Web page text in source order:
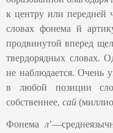
к центру или передней
словах фонема й
продвинутой вперед
твердорядных словах.
не наблюдается. Очень
в любой позиции
собственнее, сай
Фонема л